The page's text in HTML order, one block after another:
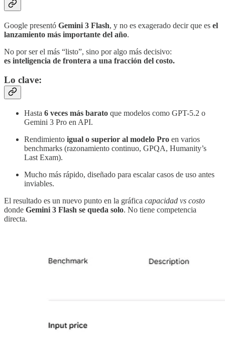
Google presentó Gemini 3 Flash, y no es exagerado decir que es el
lanzamiento más importante del año.
No por ser el más “listo”, sino por algo más decisivo:
es inteligencia de frontera a una fracción del costo.
Lo clave:
Hasta 6 veces más barato que modelos como GPT-5.2 o
Gemini 3 Pro en API.
Rendimiento igual o superior al modelo Pro en varios
benchmarks (razonamiento continuo, GPQA, Humanity’s
Last Exam).
Mucho más rápido, diseñado para escalar casos de uso antes
inviables.
El resultado es un nuevo punto en la gráfica capacidad vs costo
donde Gemini 3 Flash se queda solo. No tiene competencia
directa.